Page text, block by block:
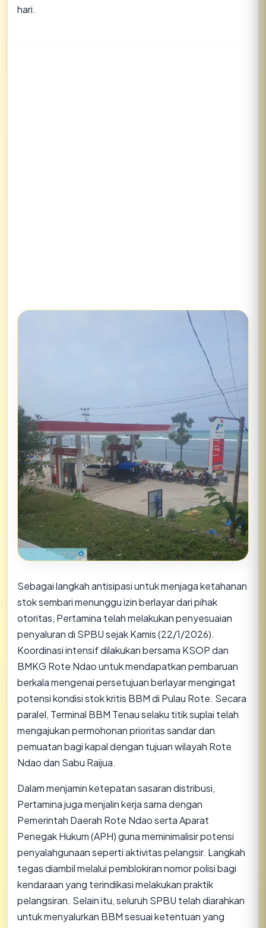
hari.
​Sebagai langkah antisipasi untuk menjaga ketahanan
stok sembari menunggu izin berlayar dari pihak
otoritas, Pertamina telah melakukan penyesuaian
penyaluran di SPBU sejak Kamis (22/1/2026).
Koordinasi intensif dilakukan bersama KSOP dan
BMKG Rote Ndao untuk mendapatkan pembaruan
berkala mengenai persetujuan berlayar mengingat
potensi kondisi stok kritis BBM di Pulau Rote. Secara
paralel, Terminal BBM Tenau selaku titik suplai telah
mengajukan permohonan prioritas sandar dan
pemuatan bagi kapal dengan tujuan wilayah Rote
Ndao dan Sabu Raijua.
​Dalam menjamin ketepatan sasaran distribusi,
Pertamina juga menjalin kerja sama dengan
Pemerintah Daerah Rote Ndao serta Aparat
Penegak Hukum (APH) guna meminimalisir potensi
penyalahgunaan seperti aktivitas pelangsir. Langkah
tegas diambil melalui pemblokiran nomor polisi bagi
kendaraan yang terindikasi melakukan praktik
pelangsiran. Selain itu, seluruh SPBU telah diarahkan
untuk menyalurkan BBM sesuai ketentuan yang